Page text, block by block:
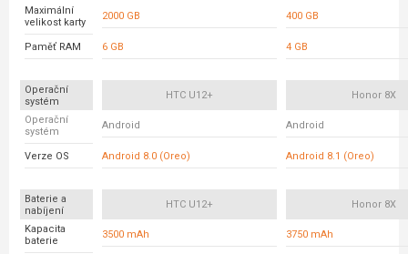
Maximální
velikost karty
2000 GB 400 GB
Paměť RAM 6 GB 4 GB
Operační
systém
HTC U12+ Honor 8X
Operační
systém
Android Android
Verze OS Android 8.0 (Oreo) Android 8.1 (Oreo)
Baterie a
nabíjení
HTC U12+ Honor 8X
Kapacita
baterie
3500 mAh 3750 mAh